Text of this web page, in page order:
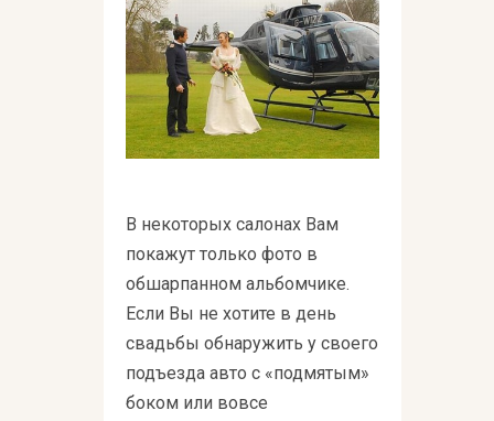
В некоторых салонах Вам
покажут только фото в
обшарпанном альбомчике.
Если Вы не хотите в день
свадьбы обнаружить у своего
подъезда авто с «подмятым»
боком или вовсе